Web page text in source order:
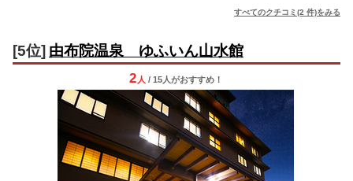
すべてのクチコミ(2 件)をみる
[5位] 由布院温泉 ゆふいん山水館
2 人 / 15人がおすすめ！